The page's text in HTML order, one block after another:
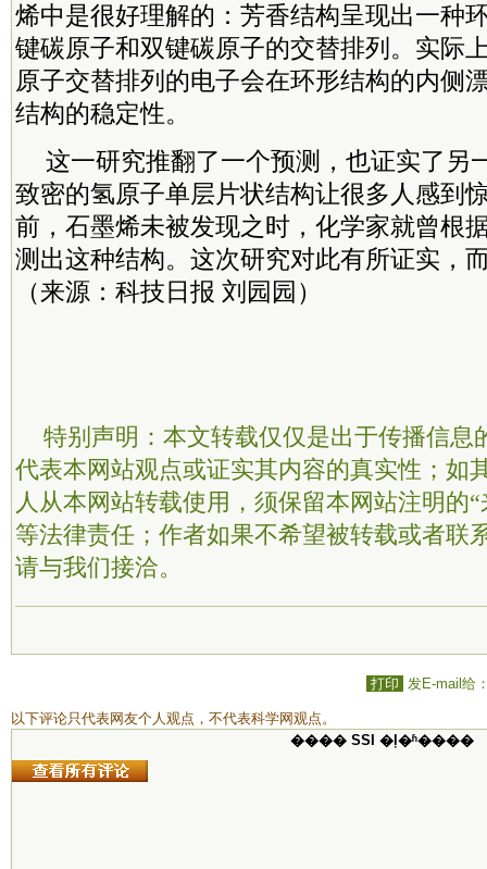
烯中是很好理解的：芳香结构呈现出一种
键碳原子和双键碳原子的交替排列。实际
原子交替排列的电子会在环形结构的内侧
结构的稳定性。
这一研究推翻了一个预测，也证实了另
致密的氢原子单层片状结构让很多人感到
前，石墨烯未被发现之时，化学家就曾根
测出这种结构。这次研究对此有所证实，
（来源：科技日报 刘园园）
特别声明：本文转载仅仅是出于传播信息
代表本网站观点或证实其内容的真实性；如
人从本网站转载使用，须保留本网站注明的
等法律责任；作者如果不希望被转载或者联
请与我们接洽。
打印 发E-mail给
以下评论只代表网友个人观点，不代表科学网观点。
���� SSI �ļ�ʱ����